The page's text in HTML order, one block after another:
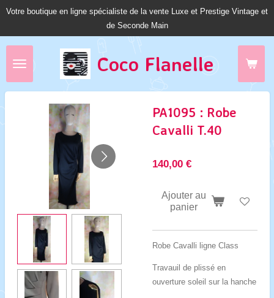
Passer
Coco Flanelle
Votre boutique en ligne spécialiste de la vente Luxe et Prestige Vintage et
de Seconde Main
PA1095 : Robe
Cavalli T.40
140,00 €
Ajouter au
panier
Robe Cavalli ligne Class
Travauil de plissé en
ouverture soleil sur la hanche